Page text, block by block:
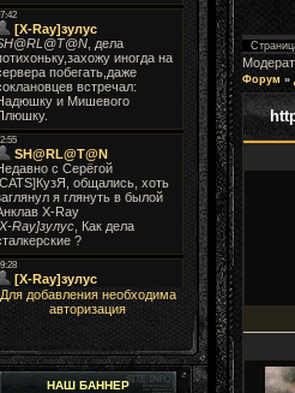
Для добавления необходима
авторизация
НАШ БАННЕР
Форум »